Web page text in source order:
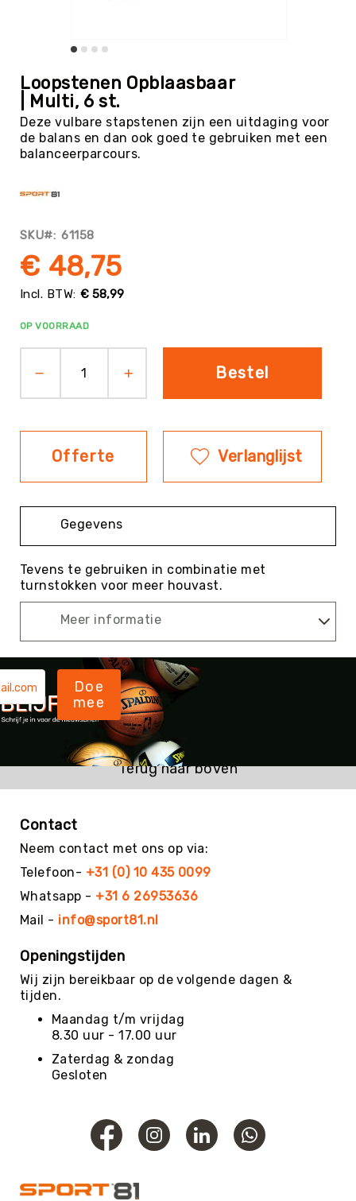
Badminton
Basketbal
Beachvolleybal
Boksen
Boogschieten
Cornhole
Cricket
Curling
Dans
Muziek
Evenementen
Fitness
Frisbee
&
Golf
Handbal
Hockey
Honk-
Softbal
de
Boules
KanJam
Kin-
Ball
&
Omnikin®
Knotshockey
Lacrosse
Mountainbiken
(MTB)
Padel
Pickleball
Poull
Roundnet
Scouting/Outdoor
Slacklinen
Sporten
naar
het
begin
van
de
afbeeldingen-
Loopstenen Opblaasbaar
| Multi, 6 st.
Deze vulbare stapstenen zijn een uitdaging voor
de balans en dan ook goed te gebruiken met een
balanceerparcours.
SKU 61158
€ 58,99
€ 48,75
OP VOORRAAD
Bestel
Offerte Verlanglijst
Gegevens
Tevens te gebruiken in combinatie met
turnstokken voor meer houvast.
Meer informatie
Doe
mee
Terug naar boven
Contact
Neem contact met ons op via:
Telefoon- +31 (0) 10 435 0099
Whatsapp - +31 6 26953636
Mail - info@sport81.nl
Openingstijden
Wij zijn bereikbaar op de volgende dagen &
tijden.
Maandag t/m vrijdag
8.30 uur - 17.00 uur
Zaterdag & zondag
Gesloten